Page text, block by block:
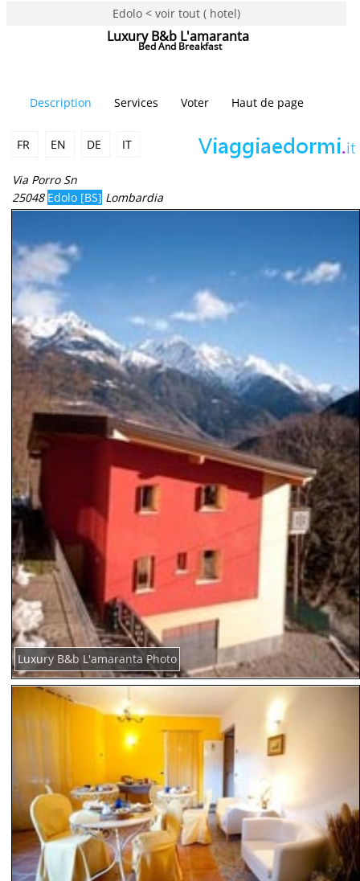
Edolo < voir tout ( hotel)
Luxury B&b L'amaranta
Bed And Breakfast
Description Services Voter Haut de page
FR EN DE IT
Via Porro Sn
25048 Edolo [BS] Lombardia
Luxury B&b L'amaranta Photo